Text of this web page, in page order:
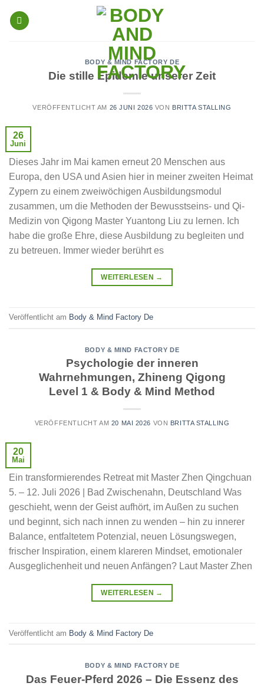
BODY & MIND FACTORY DE
Die stille Epidemie unserer Zeit
VERÖFFENTLICHT AM 26 JUNI 2026 VON BRITTA STALLING
26
Juni
Dieses Jahr im Mai kamen erneut 20 Menschen aus
Europa, den USA und Asien hier in meiner zweiten Heimat
Zypern zu einem zweiwöchigen Ausbildungsmodul
zusammen, um die Methoden der Bewusstseins- und Qi-
Medizin von Qigong Master Yuantong Liu zu lernen. Ich
habe die große Ehre, diese Ausbildung zu begleiten und
zu betreuen. Immer wieder berührt es
WEITERLESEN →
Veröffentlicht am Body & Mind Factory De
BODY & MIND FACTORY DE
Psychologie der inneren
Wahrnehmungen, Zhineng Qigong
Level 1 & Body & Mind Method
VERÖFFENTLICHT AM 20 MAI 2026 VON BRITTA STALLING
20
Mai
Ein transformierendes Retreat mit Master Zhen Qingchuan
5. – 12. Juli 2026 | Bad Zwischenahn, Deutschland Was
geschieht, wenn der Geist aufhört, im Außen zu suchen
und beginnt, sich nach innen zu wenden – hin zu innerer
Balance, entfaltetem Potenzial, neuen Lösungswegen,
frischer Inspiration, einem klareren Mindset, emotionaler
Ausgeglichenheit und neuen Anfängen? Laut Master Zhen
WEITERLESEN →
Veröffentlicht am Body & Mind Factory De
BODY & MIND FACTORY DE
Das Feuer-Pferd 2026 – Die Essenz des